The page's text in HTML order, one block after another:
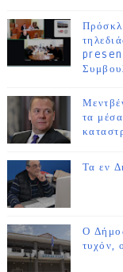
τα
Τα εν
Ο
τυχόν,